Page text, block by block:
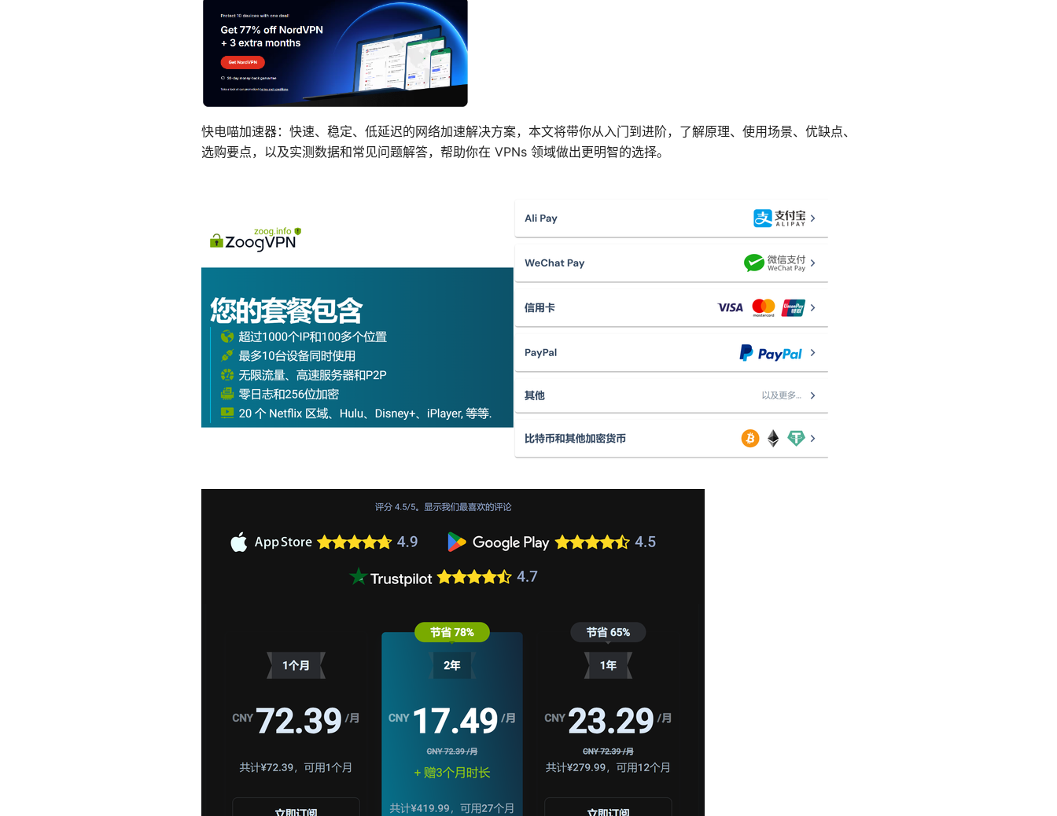
快电喵加速器：快速、稳定、低延迟的网络加速解决方案，本文将带你从入门到进阶，了解原理、使用场景、优缺点、
选购要点，以及实测数据和常见问题解答，帮助你在 VPNs 领域做出更明智的选择。